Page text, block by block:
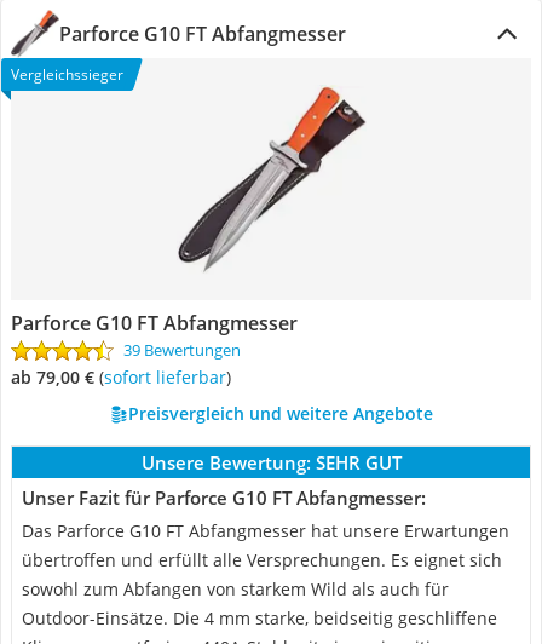
Parforce G10 FT Abfangmesser
Vergleichssieger
Parforce G10 FT Abfangmesser
39 Bewertungen
ab 79,00 € ( Sofort lieferbar)
Preisvergleich und weitere Angebote
Unsere Bewertung: SEHR GUT
Unser Fazit für Parforce G10 FT Abfangmesser:
Das Parforce G10 FT Abfangmesser hat unsere Erwartungen
übertroffen und erfüllt alle Versprechungen. Es eignet sich
sowohl zum Abfangen von starkem Wild als auch für
Outdoor-Einsätze. Die 4 mm starke, beidseitig geschliffene